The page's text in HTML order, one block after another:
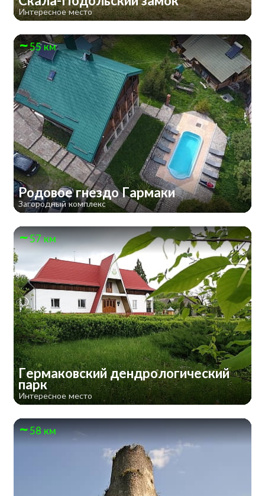
Интересное место
55 км
Родовое гнездо Гармаки
Загородный комплекс
57 км
Гермаковский дендрологический
парк
Интересное место
58 км